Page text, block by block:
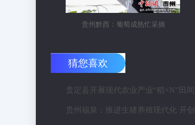
贵州黔西：葡萄成熟忙采摘
猜您喜欢